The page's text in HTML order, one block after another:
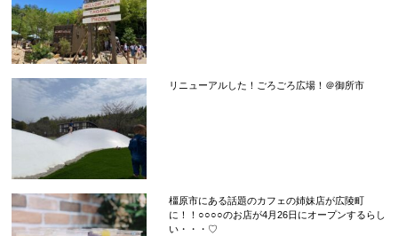
リニューアルした！ごろごろ広場！＠御所市
橿原市にある話題のカフェの姉妹店が広陵町
に！！○○○○のお店が4月26日にオープンするらし
い・・・♡